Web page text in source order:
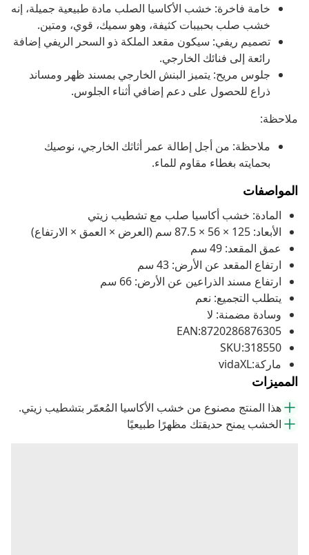
خامة فاخرة: خشب الأكاسيا الصلب مادة طبيعية جميلة، إنه
خشب صلب بحبيبات كثيفة، وهو سميك، قوي، ومتين.
تصميم ريفي: سيكون مقعد الملكة ذو السحر الريفي إضافة
رائعة إلى فنائك الخارجي.
جلوس مريح: يتميز البنش الخارجي بمسند ظهر ومساند
ذراع للحصول على دعم إضافي أثناء الجلوس.
ملاحظة:
ملاحظة: من أجل إطالة عمر أثاثك الخارجي، نوصيك
بحمايته بغطاء مقاوم للماء.
المواصفات
المادة: خشب أكاسيا صلب مع تشطيب زيتي
الأبعاد: 125 × 56 × 87.5 سم (العرض × العمق × الارتفاع)
عمق المقعد: 49 سم
ارتفاع المقعد عن الأرض: 43 سم
ارتفاع مسند الذراعين عن الأرض: 66 سم
يتطلب التجميع: نعم
وسادة مضمنة: لا
EAN:8720286876305
SKU:318550
ماركة:vidaXL
المميزات
هذا المنتج مصنوع من خشب الأكاسيا المُعمّر بتشطيب زيتي.
الخشب يمنح حديقتك مظهرًا طبيعيًا